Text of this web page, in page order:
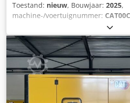
Toestand: nieuw, Bouwjaar: 2025,
machine-/voertuignummer:
,
Toepassing: Bouw Leeggewicht:
Generatorvermogen: 400 kVA
162 x 222 cm CE-markering: ja
Djdpfx Amjy T Uwdjkeck Land van
contact op met het DPX-team voor
opties en toebehoren = - Accu -
dak - Tank